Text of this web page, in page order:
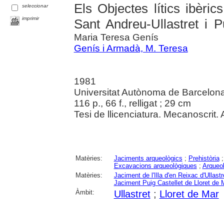
seleccionar
imprimir
Els Objectes lítics
Sant Andreu-Ullastret i
Maria Teresa Genís
Genís i Armadà, M. Teresa
1981
Universitat Autònoma de
116 p., 66 f., relligat ; 29 cm
Tesi de llicenciatura. Mecanoscrit.
Matèries: Jaciments arqueològics ; Prehistòria
Excavacions arqueològiques ;
Matèries:
Jaciment de l'Illa d'en Reixac
Jaciment Puig Castellet de Lloret de
Àmbit:
Ullastret; Lloret de Mar